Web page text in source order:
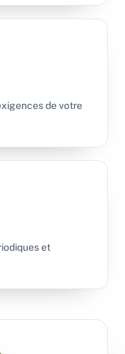
de votre
et